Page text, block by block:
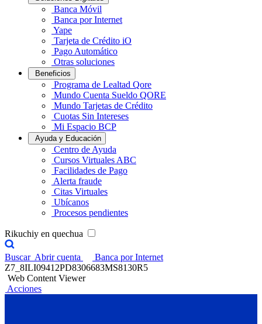
Banca Móvil
Banca por Internet
Yape
Tarjeta de Crédito iO
Pago Automático
Otras soluciones
Beneficios
Programa de Lealtad Qore
Mundo Cuenta Sueldo QORE
Mundo Tarjetas de Crédito
Cuotas Sin Intereses
Mi Espacio BCP
Ayuda y Educación
Centro de Ayuda
Cursos Virtuales ABC
Facilidades de Pago
Alerta fraude
Citas Virtuales
Ubícanos
Procesos pendientes
Rikuchiy en quechua
Buscar Abrir cuenta
Banca por Internet
Z7_8ILI09412PD8306683MS8130R5
Web Content Viewer
Acciones